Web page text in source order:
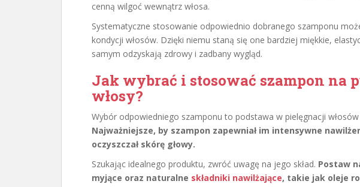
cenną wilgoć wewnątrz włosa.
Systematyczne stosowanie odpowiednio dobranego szamponu
kondycji włosów. Dzięki niemu staną się one bardziej miękkie,
samym odzyskają zdrowy i zadbany wygląd.
Jak wybrać i stosować szampon na
włosy?
Wybór odpowiedniego szamponu to podstawa w pielęgnacji włosów
Najważniejsze, by szampon zapewniał im intensywne
oczyszczał skórę głowy.
Szukając idealnego produktu, zwróć uwagę na jego skład. Postaw
myjące oraz naturalne składniki nawilżające, takie jak oleje